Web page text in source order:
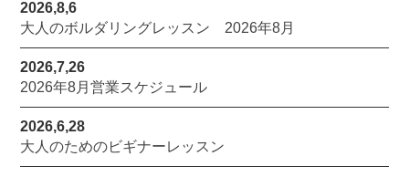
2026,8,6
大人のボルダリングレッスン 2026年8月
2026,7,26
2026年8月営業スケジュール
2026,6,28
大人のためのビギナーレッスン